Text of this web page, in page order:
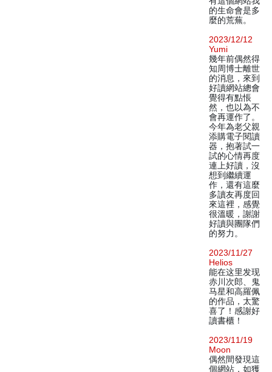
的生命會是多
麼的荒蕪。
2023/12/12
Yumi
幾年前偶然得
知周博士離世
的消息，來到
好讀網站總會
覺得有點悵
然，也以為不
會再運作了。
今年為老父親
添購電子閱讀
器，抱著試一
試的心情再度
連上好讀，沒
想到繼續運
作，還有這麼
多讀友再度回
來這裡，感覺
很溫暖，謝謝
好讀與團隊們
的努力。
2023/11/27
Helios
能在这里发现
赤川次郎、鬼
马星和高羅佩
的作品，太驚
喜了！感謝好
讀書櫃！
2023/11/19
Moon
偶然間發現這
個網站，如獲